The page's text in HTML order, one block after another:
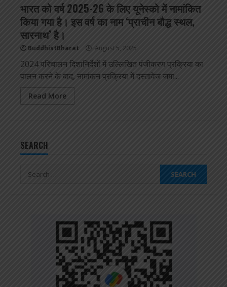
भारत को वर्ष 2025-26 के लिए यूनेस्को में नामांकित
किया गया है। इस वर्ष का नाम ‘प्राचीन बौद्ध स्थल,
सारनाथ’ है।
BuddhistBharat August 5, 2025
2024 परिचालन दिशानिर्देशों में उल्लिखित पंजीकरण प्रक्रिया का
पालन करने के बाद, नामांकन प्रक्रिया में दस्तावेज जमा...
Read More
SEARCH
Search